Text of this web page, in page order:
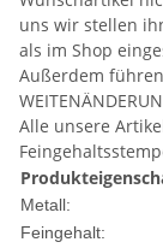
uns wir stellen
als im Shop
Außerdem führen
Alle unsere
Metall:
Feingehalt: